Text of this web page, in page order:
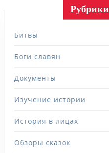
Рубрики
Битвы
Боги славян
Документы
Изучение истории
История в лицах
Обзоры сказок